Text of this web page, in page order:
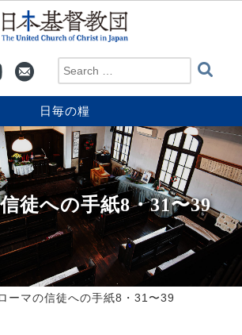
日毎の糧
徒への手紙8・31〜39
ーマの信徒への手紙8・31〜39